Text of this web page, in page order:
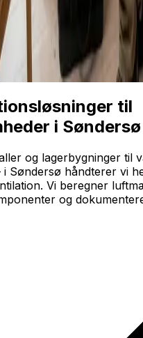
til
i Søndersø
og lagerbygninger til
Søndersø håndterer vi
Vi beregner
og